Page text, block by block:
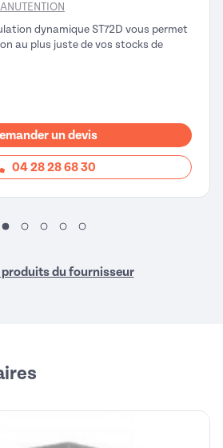
dynamique ST72D vous permet
au plus juste de vos stocks de
un devis
04 28 28 68 30
produits du fournisseur